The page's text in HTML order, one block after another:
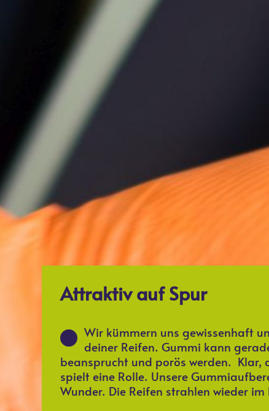
Attraktiv auf Spur
Wir kümmern uns gewissenhaft
deiner Reifen. Gummi kann
beansprucht und porös werden. Klar,
spielt eine Rolle. Unsere
Wunder. Die Reifen strahlen wieder